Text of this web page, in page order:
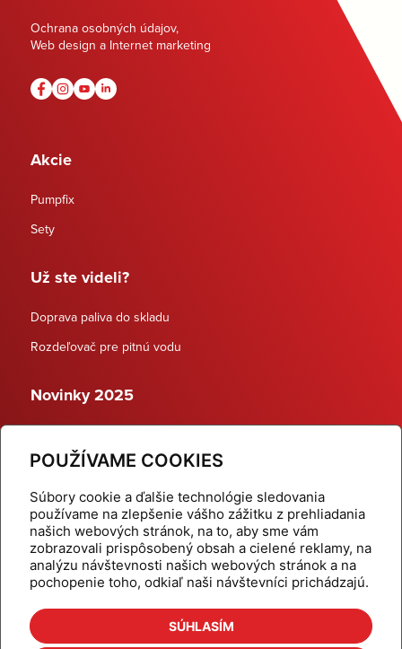
POUŽÍVAME COOKIES
Súbory cookie a ďalšie technológie sledovania
používame na zlepšenie vášho zážitku z prehliadania
našich webových stránok, na to, aby sme vám
zobrazovali prispôsobený obsah a cielené reklamy, na
analýzu návštevnosti našich webových stránok a na
pochopenie toho, odkiaľ naši návštevníci prichádzajú.
SÚHLASÍM
Ochrana osobných údajov,
Web design a Internet marketing
Akcie
Pumpfix
Sety
Už ste videli?
Doprava paliva do skladu
Rozdeľovač pre pitnú vodu
Novinky 2025
Dynamické termostatické ventily
Domov
Produkty
Aktuality
Odber šikovné tipy
Kalkulačky
Cenníky
Na stiahnutie
Referencie